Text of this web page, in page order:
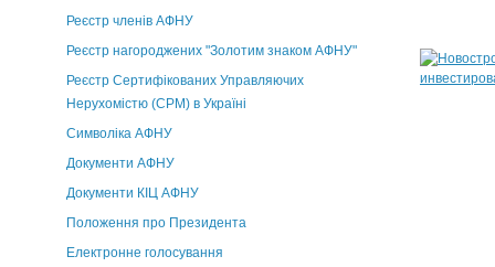
Реєстр членів АФНУ
Реєстр нагороджених "Золотим знаком АФНУ"
Реєстр Сертифікованих Управляючих
Нерухомістю (CPM) в Україні
Символіка АФНУ
Документи АФНУ
Документи КІЦ АФНУ
Положення про Президента
Електронне голосування